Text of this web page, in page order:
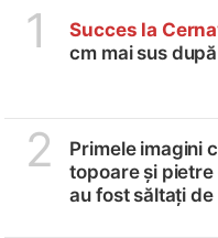
1 Succes la
cm mai sus
2
Primele imagini
topoare și pietre
au fost săltați